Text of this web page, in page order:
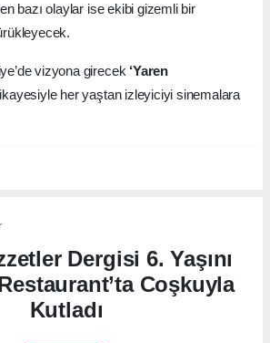
bazı olaylar ise ekibi gizemli bir
vizyona girecek ‘Yaren
her yaştan izleyiciyi sinemalara
Dergisi 6. Yaşını
Coşkuyla
Kutladı